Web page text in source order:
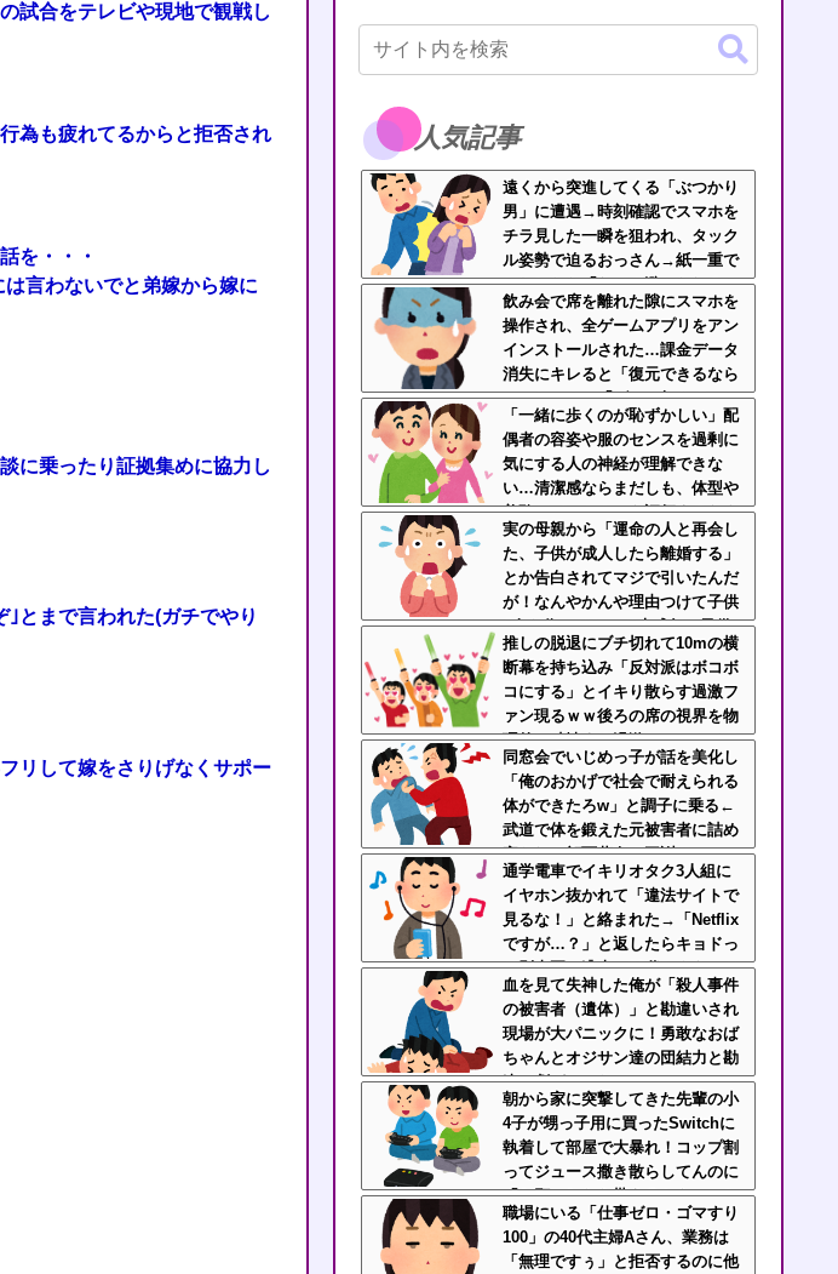
試合をテレビや現地で観戦し
為も疲れてるからと拒否され
を・・・
言わないでと弟嫁から嫁に
に乗ったり証拠集めに協力し
とまで言われた(ガチでやり
リして嫁をさりげなくサポー
人気記事
遠くから突進してくる「ぶつかり
男」に遭遇→時刻確認でスマホを
チラ見した一瞬を狙われ、タック
ル姿勢で迫るおっさん→紙一重で
かわしたら「なんで避けられるん
だよ！」と絶叫逃走
飲み会で席を離れた隙にスマホを
操作され、全ゲームアプリをアン
インストールされた…課金データ
消失にキレると「復元できるなら
いいじゃん」「ゲーム如きで」と
逆ギレして帰走
「一緒に歩くのが恥ずかしい」配
偶者の容姿や服のセンスを過剰に
気にする人の神経が理解できな
い…清潔感ならまだしも、体型や
美醜でパートナーを評価するなよ
実の母親から「運命の人と再会し
た、子供が成人したら離婚する」
とか告白されてマジで引いたんだ
が！なんやかんや理由つけて子供
4人も作っておいて未成年の子供
に言う話かよ！
推しの脱退にブチ切れて10mの横
断幕を持ち込み「反対派はボコボ
コにする」とイキり散らす過激フ
ァン現るｗｗ後ろの席の視界を物
理的に破壊する過激ファンにイラ
イラが止まらん
同窓会でいじめっ子が話を美化し
「俺のおかげで社会で耐えられる
体ができたろw」と調子に乗る←
武道で体を鍛えた元被害者に詰め
寄られて顔面蒼白で平謝りｗｗｗ
通学電車でイキリオタク3人組に
イヤホン抜かれて「違法サイトで
見るな！」と絡まれた→「Netflix
ですが…？」と返したらキョドっ
て別車両へ逃走…20代にもなって
群れてイキってくんな
血を見て失神した俺が「殺人事件
の被害者（遺体）」と勘違いされ
現場が大パニックに！勇敢なおば
ちゃんとオジサン達の団結力と勘
違い劇がこちらｗｗ
朝から家に突撃してきた先輩の小
4子が甥っ子用に買ったSwitchに
執着して部屋で大暴れ！コップ割
ってジュース撒き散らしてんのに
「お願いしたら貰えるかもｗ」と
ヘラヘラ笑って片付けもしない…
先輩にブチ切れそう
職場にいる「仕事ゼロ・ゴマすり
100」の40代主婦Aさん、業務は
「無理ですぅ」と拒否するのに他